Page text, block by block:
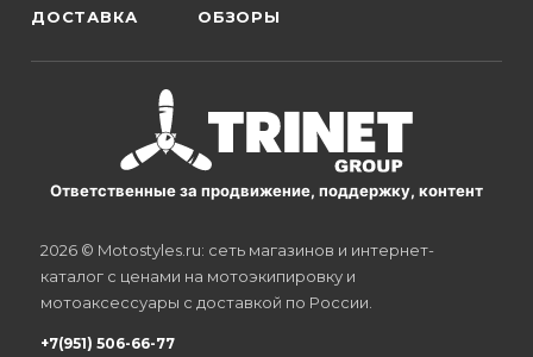
ДОСТАВКА ОБЗОРЫ
Ответственные за продвижение, поддержку, контент
2026 © Motostyles.ru: сеть магазинов и интернет-
каталог с ценами на мотоэкипировку и
мотоаксессуары с доставкой по России.
+7(951) 506-66-77